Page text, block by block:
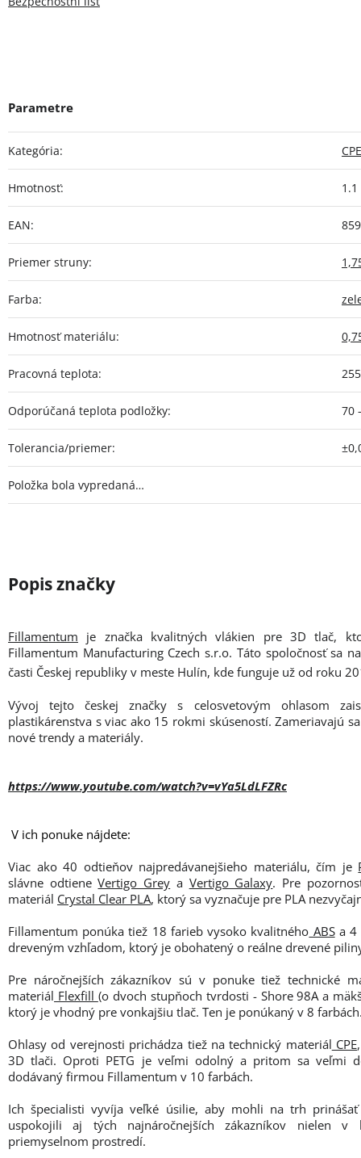
Kategória: CPE
Hmotnosť: 1.1
EAN:
Priemer struny:
Farba:
Hmotnosť materiálu:
Pracovná teplota:
Odporúčaná teplota podložky: 70
Tolerancia/priemer:
Položka bola vypredaná…
Fillamentum je značka kvalitných vlákien pre 3D tlač,
Fillamentum Manufacturing Czech s.r.o. Táto spoločnosť sa
časti Českej republiky v meste Hulín, kde funguje už od roku
Vývoj tejto českej značky s celosvetovým ohlasom
plastikárenstva s viac ako 15 rokmi skúseností. Zameriavajú
nové trendy a materiály.
https://www.youtube.com/watch?v=vYa5LdLFZRc
V ich ponuke nájdete:
Viac ako 40 odtieňov najpredávanejšieho materiálu, čím je
slávne odtieneVertigo Grey a Vertigo Galaxy. Pre
materiál Crystal Clear PLA, ktorý sa vyznačuje pre PLA
Fillamentum ponúka tiež 18 farieb vysoko kvalitného ABSa 4
dreveným vzhľadom, ktorý je obohatený o reálne drevené
Pre náročnejších zákazníkov sú v ponuke tiež technické
materiál Flexfill (o dvoch stupňoch tvrdosti - Shore 98A a
ktorý je vhodný pre vonkajšiu tlač. Ten je ponúkaný v 8
Ohlasy od verejnosti prichádza tiež na technický materiál CPE
3D tlači. Oproti PETG je veľmi odolný a pritom sa veľmi
dodávaný firmou Fillamentum v 10 farbách.
Ich špecialisti vyvíja veľké úsilie, aby mohli na trh
uspokojili aj tých najnáročnejších zákazníkov nielen
priemyselnom prostredí.